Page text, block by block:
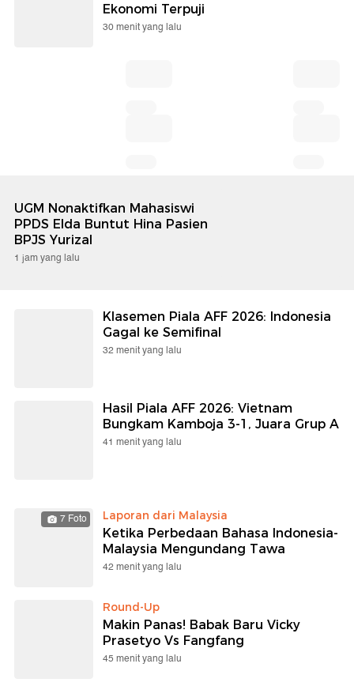
Ekonomi Terpuji
30 menit yang lalu
UGM Nonaktifkan Mahasiswi
PPDS Elda Buntut Hina Pasien
BPJS Yurizal
1 jam yang lalu
Klasemen Piala AFF 2026: Indonesia
Gagal ke Semifinal
32 menit yang lalu
Hasil Piala AFF 2026: Vietnam
Bungkam Kamboja 3-1, Juara Grup A
41 menit yang lalu
7 Foto Laporan dari Malaysia
Ketika Perbedaan Bahasa Indonesia-
Malaysia Mengundang Tawa
42 menit yang lalu
Round-Up
Makin Panas! Babak Baru Vicky
Prasetyo Vs Fangfang
45 menit yang lalu